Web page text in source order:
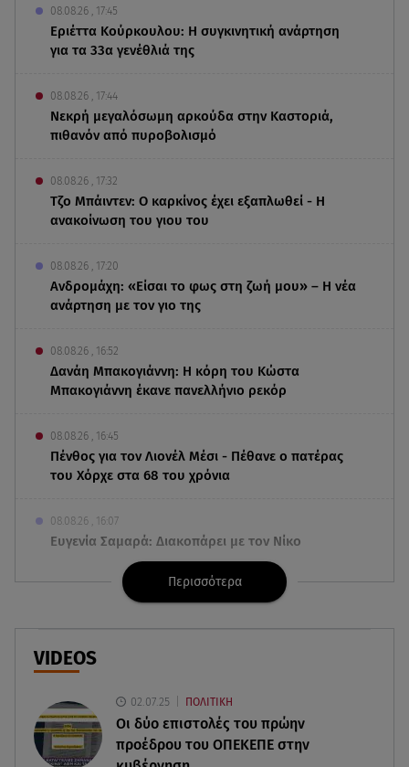
08.08.26 , 17:45
Εριέττα Κούρκουλου: Η συγκινητική ανάρτηση
για τα 33α γενέθλιά της
08.08.26 , 17:44
Νεκρή μεγαλόσωμη αρκούδα στην Καστοριά,
πιθανόν από πυροβολισμό
08.08.26 , 17:32
Τζο Μπάιντεν: Ο καρκίνος έχει εξαπλωθεί - Η
ανακοίνωση του γιου του
08.08.26 , 17:20
Ανδρομάχη: «Είσαι το φως στη ζωή μου» – Η νέα
ανάρτηση με τον γιο της
08.08.26 , 16:52
Δανάη Μπακογιάννη: Η κόρη του Κώστα
Μπακογιάννη έκανε πανελλήνιο ρεκόρ
08.08.26 , 16:45
Πένθος για τον Λιονέλ Μέσι - Πέθανε ο πατέρας
του Χόρχε στα 68 του χρόνια
08.08.26 , 16:07
Ευγενία Σαμαρά: Διακοπάρει με τον Νίκο
Μουτσινά - Πού βρίσκονται;
Back to black: η διαχρονική αξία του μαύρου
Δούκισσα Νομικού: Από τη Μύκονο «πετάχτηκε»
στη Γαλλική Πολυνησία!
Περισσότερα
VIDEOS
02.07.25 ΠΟΛΙΤΙΚΗ
Οι δύο επιστολές του πρώην
προέδρου του ΟΠΕΚΕΠE στην